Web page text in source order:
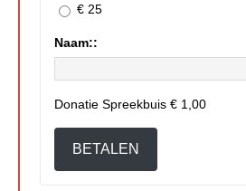
€ 25
Naam::
Donatie Spreekbuis € 1,00
BETALEN